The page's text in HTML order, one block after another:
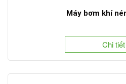
Máy bơm khí
Chi tiết